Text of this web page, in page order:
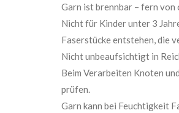
Garn ist brennbar – fern
Nicht für Kinder unter 3
Faserstücke entstehen, die
Nicht unbeaufsichtigt in
Beim Verarbeiten Knoten
prüfen.
Garn kann bei Feuchtigkeit